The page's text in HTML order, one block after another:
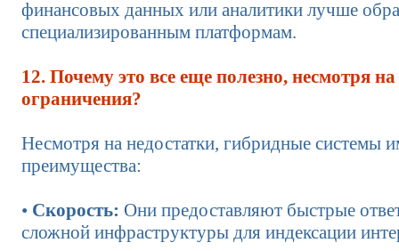
финансовых данных или аналитики лучше
специализированным платформам.
12. Почему это все еще полезно, несмотря на
ограничения?
Несмотря на недостатки, гибридные системы
преимущества:
• Скорость: Они предоставляют быстрые
сложной инфраструктуры для индексации